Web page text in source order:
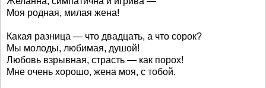
Моя родная, милая жена!
Какая разница — что двадцать, а что сорок?
Мы молоды, любимая, душой!
Любовь взрывная, страсть — как порох!
Мне очень хорошо, жена моя, с тобой.